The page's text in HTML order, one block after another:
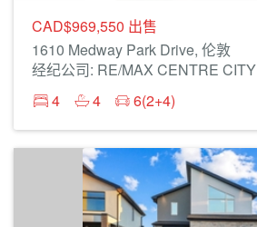
CAD$969,550 出售
1610 Medway Park Drive, 伦敦
经纪公司: RE/MAX CENTRE
4
4 6(2+4)